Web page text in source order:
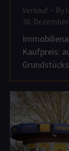
Verkauf By
30.
Kaufpreis: